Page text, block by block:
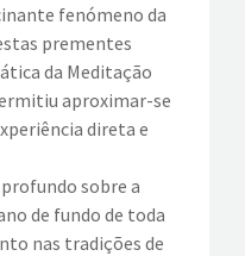
fenómeno da
prementes
da Meditação
aproximar-se
direta e
sobre a
de fundo de toda
nas tradições de